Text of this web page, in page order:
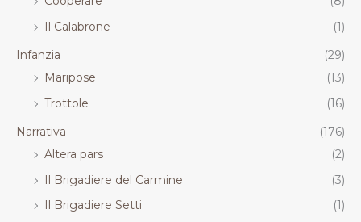
Il Calabrone
(1)
Infanzia
(29)
Maripose
(13)
Trottole
(16)
Narrativa
(176)
Altera pars
(2)
Il Brigadiere del Carmine
(3)
Il Brigadiere Setti
(1)